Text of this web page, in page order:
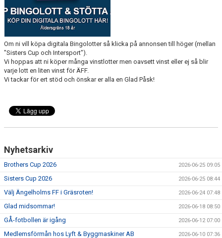
Om ni vill köpa digitala Bingolotter så klicka på annonsen till höger (mellan
"Sisters Cup och Intersport").
Vi hoppas att ni köper många vinstlotter men oavsett vinst eller ej så blir
varje lott en liten vinst för ÄFF.
Vi tackar för ert stöd och önskar er alla en Glad Påsk!
Nyhetsarkiv
Brothers Cup 2026 2026-06-25 09:05
Sisters Cup 2026 2026-06-25 08:44
Välj Ängelholms FF i Gräsroten! 2026-06-24 07:48
Glad midsommar! 2026-06-18 08:50
GÅ-fotbollen är igång 2026-06-12 07:00
Medlemsförmån hos Lyft & Byggmaskiner AB 2026-06-10 07:36